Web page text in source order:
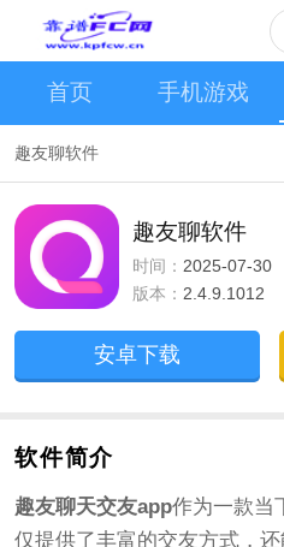
首页 手机游戏
趣友聊软件
趣友聊软件
时间： 2025-07-30
版本： 2.4.9.1012
安卓下载
软件简介
趣友聊天交友app作为一款当
仅提供了丰富的交友方式，